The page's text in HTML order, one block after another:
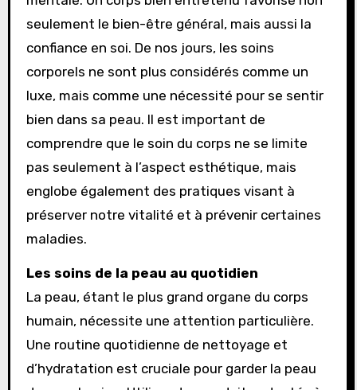
seulement le bien-être général, mais aussi la
confiance en soi. De nos jours, les soins
corporels ne sont plus considérés comme un
luxe, mais comme une nécessité pour se sentir
bien dans sa peau. Il est important de
comprendre que le soin du corps ne se limite
pas seulement à l’aspect esthétique, mais
englobe également des pratiques visant à
préserver notre vitalité et à prévenir certaines
maladies.
Les soins de la peau au quotidien
La peau, étant le plus grand organe du corps
humain, nécessite une attention particulière.
Une routine quotidienne de nettoyage et
d’hydratation est cruciale pour garder la peau